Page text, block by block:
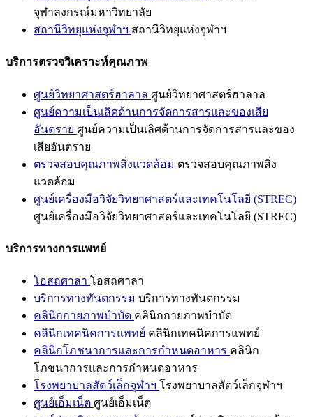
จุฬาลงกรณ์มหาวิทยาลัย
สถานีวิทยุแห่งจุฬาฯ สถานีวิทยุแห่งจุฬาฯ
บริการตรวจวิเคราะห์คุณภาพ
ศูนย์วิทยาศาสตร์ฮาลาล ศูนย์วิทยาศาสตร์ฮาลาล
ศูนย์ความเป็นเลิศด้านการจัดการสารและของเสีย
อันตราย ศูนย์ความเป็นเลิศด้านการจัดการสารและของ
เสียอันตราย
ตรวจสอบคุณภาพสิ่งแวดล้อม ตรวจสอบคุณภาพสิ่ง
แวดล้อม
ศูนย์เครื่องมือวิจัยวิทยาศาสตร์และเทคโนโลยี (STREC)
ศูนย์เครื่องมือวิจัยวิทยาศาสตร์และเทคโนโลยี (STREC)
บริการทางการแพทย์
โอสถศาลา โอสถศาลา
บริการทางทันตกรรม บริการทางทันตกรรม
คลินิกกายภาพบำบัด คลินิกกายภาพบำบัด
คลินิกเทคนิคการแพทย์ คลินิกเทคนิคการแพทย์
คลินิกโภชนาการและการกำหนดอาหาร คลินิก
โภชนาการและการกำหนดอาหาร
โรงพยาบาลสัตว์เล็กจุฬาฯ โรงพยาบาลสัตว์เล็กจุฬาฯ
ศูนย์เอ็มเน็ต ศูนย์เอ็มเน็ต